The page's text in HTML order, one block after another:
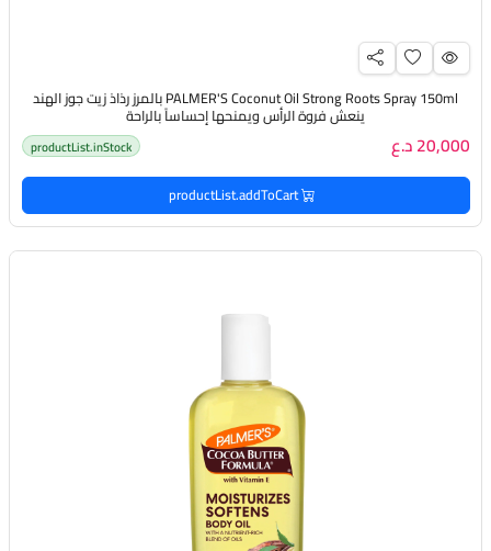
PALMER'S Coconut Oil Strong Roots Spray 150ml بالمرز رذاذ زيت جوز الهند
ينعش فروة الرأس ويمنحها إحساساً بالراحة
20,000 د.ع productList.inStock
productList.addToCart